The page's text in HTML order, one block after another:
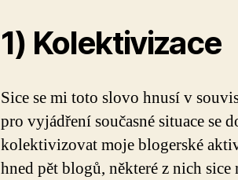
1) Kolektivizace
Sice se mi toto slovo hnusí v
pro vyjádření současné situace se
kolektivizovat moje blogerské
hned pět blogů, některé z nich